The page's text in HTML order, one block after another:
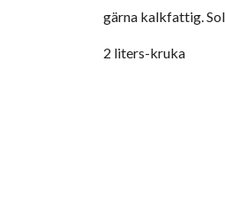
gärna kalkfattig.
2 liters-kruka